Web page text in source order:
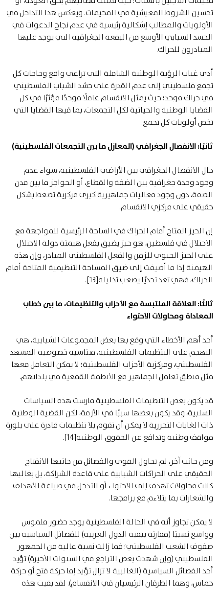
تحسين الشروط المعيشية في المخيمات. ويعكس هذا التداخل في
الأولويات والمطالب إشكالية رئيسية في عدم نجاح الدعوات في
الحشد الشبابي الأوسع من البقعة الجغرافية التي يوجد عليها
المبادرون للحراك.
أدى غياب الرؤية الوطنية الشاملة التي تراعي واقع وحاجات كل
تجمع فلسطيني إلى عدم القدرة على حشد الشباب الفلسطيني
في حراك موحد؛ حيث يمثل الانقسام عاملًا موحدًا مؤثرًا في كل
القضايا الوطنية والحياتية لكل التجمعات، بما فيها القضايا التي
تخص أولويات كل تجمع.
ثانيًا: الانفصال الجغرافي (المعازل ما بين التجمعات الفلسطينية)
حال الانفصال الجغرافي بين الأراضي الفلسطينية، سواء عدم
وجود وحدة جغرافية بين الضفة والقطاع، أو الحواجز ما بين مدن
الضفة، دون وجود فعاليات جماهيرية كبرى مركزية تضغط بشكل
حقيقي على مركزي الانقسام.
إن الحيز المتاح أمام الحراك في الساحة الرئيسية للمواجهة مع
الاحتلال في فلسطين، هو حيز يضيق بفعل هيمنة دولة الاحتلال
على الحيز الحيوي للزمن والفعل الفلسطيني المبادر، وإن هذه
الهيمنة إذا ما أضيفت إلى ضيق المساحة التنظيمية المتاحة أمام
الحراك، فهي تعد تحديًا يصعب تذليله[13].
ثالثًا: العلاقة الملتبسة مع الأحزاب والتنظيمات، ما بين خطاب
المعاداة ومحاولات الاحتواء
أحد أهم الأخطاء التي وقع بها بعض المجموعات الشبابية، هي
التهجم على التنظيمات الفلسطينية، متناسية خصوصية المشهد
الفلسطيني، ومركزية الأحزاب الفلسطينية؛ لا يمكن التعامل معها
مثل منطق تعامل الجماهير مع الأنظمة القمعية في بلدانهم.
قد يكون بعض التنظيمات الفلسطينية مارست هذه السياسات
السلبية، وقد يكون بعضها سببًا في الأزمة، لكن القضية الوطنية
ذات الغايات التحررية لا يمكن أن تقوم بلا تنظيمات قادرة على بلورة
مواقف وطنية وتدافع عن الحقوق الوطنية[14].
ومن جانب آخر، لم تحاول القوى والفصائل من جانبها الانفتاح
الحقيقي على الحراكات الشبابية على قاعدة الشراكة، بل بغالبها
كانت محاولات تهدف إلى الاحتواء أو التدخل في صياغة الأهداف
والشعارات بما يتلاءم مع برامجها.
لا يمكن تجاوز أنه في الحالة الفلسطينية يوجد حضور ملموس
وواسع نسبيًا (مقارنة ببقية الدول العربية) للفصائل السياسية بين
صفوف الشعب الفلسطيني؛ فما زالت نسبة عالية من الجمهور
الفلسطيني (وإن شهدت بعض التراجع في السنوات الأخيرة) تؤيد
أحد الفصائل السياسية (الغالبية لا تزال تؤيد إما حركة فتح أو حركة
حماس، وهما الطرفان الرئيسيان في الانقسام). لقد بقيت هذه